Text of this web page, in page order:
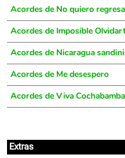
Acordes de No quiero
Acordes de Imposible
Acordes de Nicaragua
Acordes de Me desespero
Acordes de Viva Cochabamba
Extras